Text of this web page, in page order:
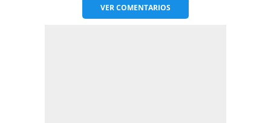
VERCOMENTARIOS